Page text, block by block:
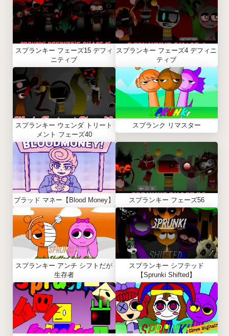
スプランキー フェーズ15 デフィ
ニティブ
スプランキー フェーズ4 デフィニ
ティブ
スプランキー ウェンダ トリート
メント フェーズ40
スプランク リマスター
ブラッド マネー【Blood Money】 スプランキー フェーズ56
スプランキー アンチ シフトだが
生存者
スプランキー シフテッド
【Sprunki Shifted】